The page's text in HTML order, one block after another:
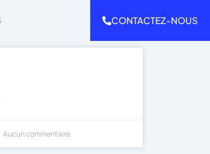
CONTACTEZ-NOUS
Aucun commentaire